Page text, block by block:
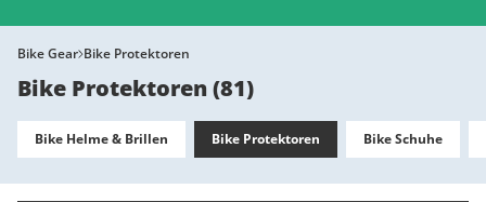
Bike Gear Bike Protektoren
Bike Protektoren(81)
Bike Helme & Brillen Bike Protektoren Bike Schuhe